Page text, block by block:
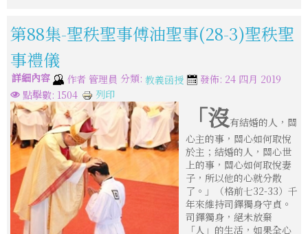
第88集-聖秩聖事傅油聖事(28-3)聖秩聖
事禮儀
詳細內容 作者 管理員 分類: 教義函授
發佈: 24 四月 2019
點擊數: 1504
列印
「沒有結婚的人，關
心主的事，關心如何取悅
於主；結婚的人，關心世
上的事，關心如何取悅妻
子，所以他的心就分散
了。」（格前七32-33）千
年來維持司鐸獨身守貞。
司鐸獨身，絕未放棄
「人」的生活，如果全心